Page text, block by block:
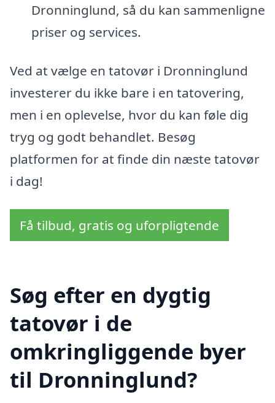
Dronninglund, så du kan sammenligne
priser og services.
Ved at vælge en tatovør i Dronninglund
investerer du ikke bare i en tatovering,
men i en oplevelse, hvor du kan føle dig
tryg og godt behandlet. Besøg
platformen for at finde din næste tatovør
i dag!
Få tilbud, gratis og uforpligtende
Søg efter en dygtig
tatovør i de
omkringliggende byer
til Dronninglund?